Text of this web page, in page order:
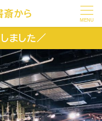
斎から
MENU
ました／